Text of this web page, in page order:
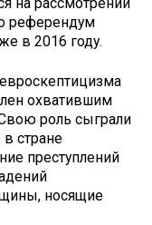
референдум
в 2016 году.
охватившим
роль сыграли
стране
преступлений
носящие